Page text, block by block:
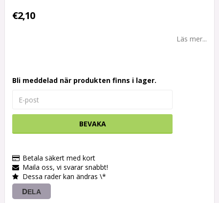
€2,10
Läs mer...
Bli meddelad när produkten finns i lager.
BEVAKA
Betala säkert med kort
Maila oss, vi svarar snabbt!
Dessa rader kan ändras \*
DELA